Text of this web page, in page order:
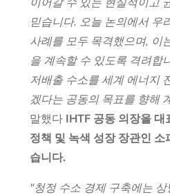
믿습니다. 오늘 논의에서 우
사례를 모두 목격했으며, 이
을 계속할 수 있도록 격려합
저배출 수소를 세계 에너지
겠다는 공동의 목표를 향해
말했다 IHTF 공동 의장을
정책 및 녹색 성장 장관인
습니다.
"청정 수소 경제 구축에는